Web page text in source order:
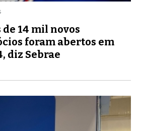
de 14 mil novos
foram abertos em
diz Sebrae